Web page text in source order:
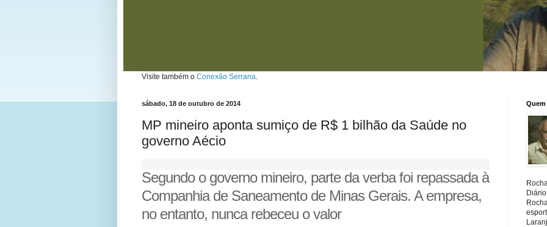
Visite também o Conexão Serrana.
sábado, 18 de outubro de 2014
MP mineiro aponta sumiço de R$ 1 bilhão da Saúde no
governo Aécio
Segundo o governo mineiro, parte da verba foi repassada à
Companhia de Saneamento de Minas Gerais. A empresa,
no entanto, nunca rebeceu o valor
Quem